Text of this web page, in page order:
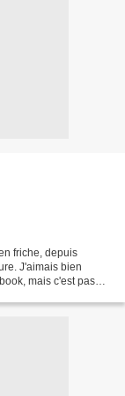
friche, depuis
J'aimais bien
mais c'est pas